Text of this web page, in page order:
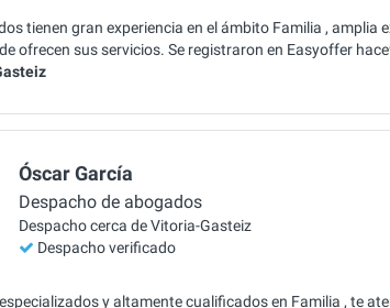
tienen gran experiencia en el ámbito Familia , amplia
ofrecen sus servicios. Se registraron en Easyoffer
Óscar García
Despacho de abogados
Despacho cerca de Vitoria-Gasteiz
Despacho verificado
y altamente cualificados en Familia , te